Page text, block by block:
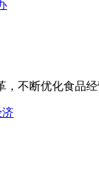
不断优化食品经
济